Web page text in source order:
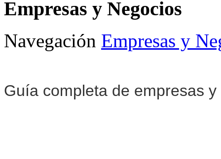
Empresas y Negocios
Navegación Empresas y
Guía completa de empresas